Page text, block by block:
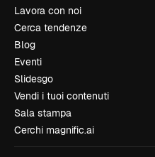
Lavora con noi
Cerca tendenze
Blog
Eventi
Slidesgo
Vendi i tuoi contenuti
Sala stampa
Cerchi magnific.ai